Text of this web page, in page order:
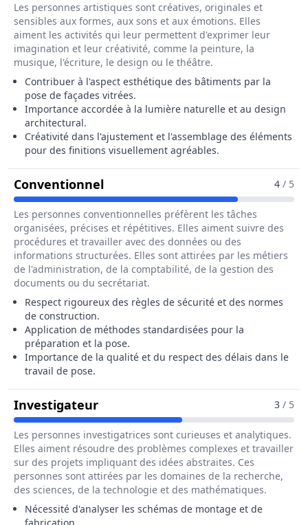
Les personnes artistiques sont créatives, originales et
sensibles aux formes, aux sons et aux émotions. Elles
aiment les activités qui leur permettent d'exprimer leur
imagination et leur créativité, comme la peinture, la
musique, l'écriture, le design ou le théâtre.
Contribuer à l'aspect esthétique des bâtiments par la
pose de façades vitrées.
Importance accordée à la lumière naturelle et au design
architectural.
Créativité dans l'ajustement et l'assemblage des éléments
pour des finitions visuellement agréables.
ConventionnelPour Le Métier De Poseur / 4 / 5
Les personnes conventionnelles préfèrent les tâches
organisées, précises et répétitives. Elles aiment suivre des
procédures et travailler avec des données ou des
informations structurées. Elles sont attirées par les métiers
de l'administration, de la comptabilité, de la gestion des
documents ou du secrétariat.
Respect rigoureux des règles de sécurité et des normes
de construction.
Application de méthodes standardisées pour la
préparation et la pose.
Importance de la qualité et du respect des délais dans le
travail de pose.
InvestigateurPour Le Métier De Poseur / 3 / 5
Les personnes investigatrices sont curieuses et analytiques.
Elles aiment résoudre des problèmes complexes et travailler
sur des projets impliquant des idées abstraites. Ces
personnes sont attirées par les domaines de la recherche,
des sciences, de la technologie et des mathématiques.
Nécessité d'analyser les schémas de montage et de